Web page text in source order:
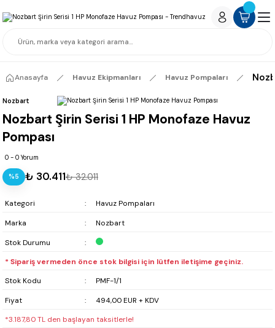
Anasayfa Havuz Ekipmanları Havuz Pompaları
Nozbart
Nozbart Şirin Serisi 1 HP Monofaze Havuz
Pompası
0 - 0 Yorum
%5 ₺ 30.411₺ 32.011
Kategori
Havuz Pompaları
Marka
Nozbart
Stok Durumu
* Sipariş vermeden önce stok bilgisi için lütfen iletişime geçiniz.
Stok Kodu
PMF-1/1
Fiyat
494,00 EUR + KDV
*3.187,80 TL den başlayan taksitlerle!